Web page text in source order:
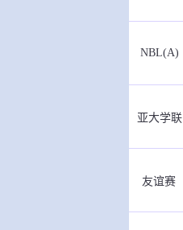
NBL(A)
亚大学联
友谊赛